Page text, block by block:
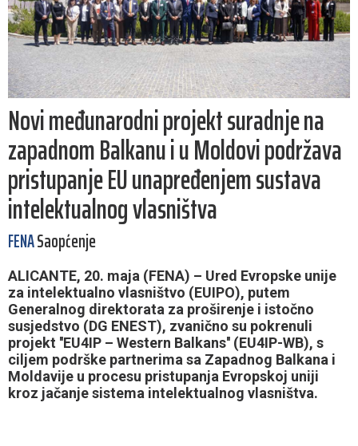
Novi međunarodni projekt suradnje na
zapadnom Balkanu i u Moldovi podržava
pristupanje EU unapređenjem sustava
intelektualnog vlasništva
FENASaopćenje
ALICANTE, 20. maja (FENA) – Ured Evropske unije
za intelektualno vlasništvo (EUIPO), putem
Generalnog direktorata za proširenje i istočno
susjedstvo (DG ENEST), zvanično su pokrenuli
projekt ''EU4IP – Western Balkans'' (EU4IP-WB), s
ciljem podrške partnerima sa Zapadnog Balkana i
Moldavije u procesu pristupanja Evropskoj uniji
kroz jačanje sistema intelektualnog vlasništva.